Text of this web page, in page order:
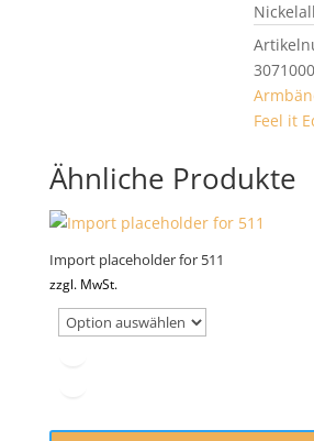
Feel it
Ähnliche Produkte
Import placeholder for 511
zzgl. MwSt.